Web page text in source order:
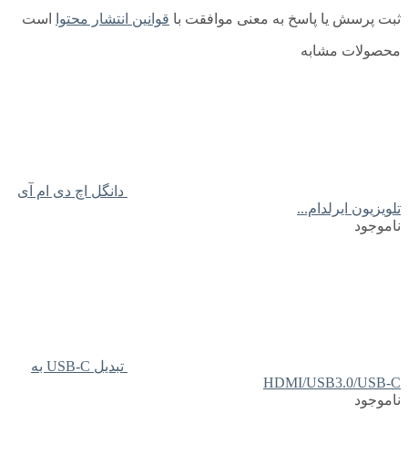
ثبت پرسش یا پاسخ به معنی موافقت با قوانین انتشار محتوا است
محصولات مشابه
دانگل اچ دی ام آی
تلویزیون ایرلدام...
ناموجود
تبدیل USB-C به
HDMI/USB3.0/USB-C
ناموجود